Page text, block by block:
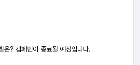
은? 캠페인이 종료될 예정입니다.